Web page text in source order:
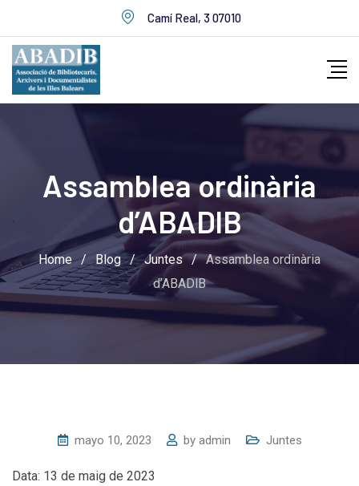
to
content
Camí Real, 3 07010
Assamblea ordinària
d’ABADlB
Home / Blog / Juntes / Assamblea ordinària
d’ABADlB
mayo 10, 2023 by admin Juntes
Data: 13 de maig de 2023